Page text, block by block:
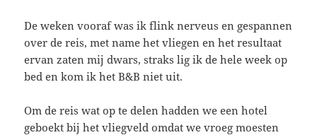
De weken vooraf was ik flink nerveus en gespannen
over de reis, met name het vliegen en het resultaat
ervan zaten mij dwars, straks lig ik de hele week op
bed en kom ik het B&B niet uit.
Om de reis wat op te delen hadden we een hotel
geboekt bij het vliegveld omdat we vroeg moesten